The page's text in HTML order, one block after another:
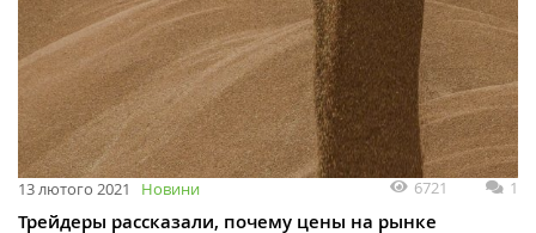
13 лютого 2021 Новини 6721 1
Трейдеры рассказали, почему цены на рынке